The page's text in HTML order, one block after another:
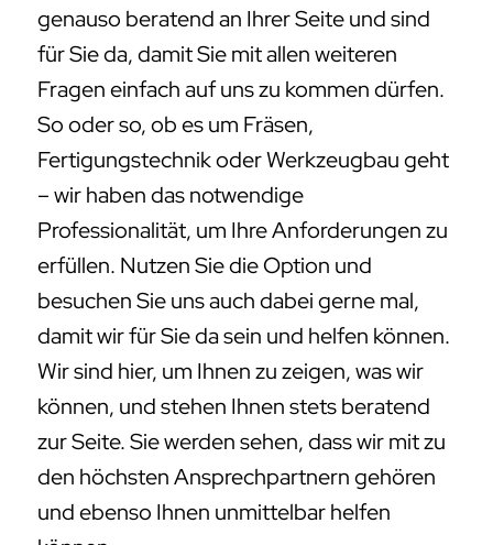
genauso beratend an Ihrer Seite und sind
für Sie da, damit Sie mit allen weiteren
Fragen einfach auf uns zu kommen dürfen.
So oder so, ob es um Fräsen,
Fertigungstechnik oder Werkzeugbau geht
– wir haben das notwendige
Professionalität, um Ihre Anforderungen zu
erfüllen. Nutzen Sie die Option und
besuchen Sie uns auch dabei gerne mal,
damit wir für Sie da sein und helfen können.
Wir sind hier, um Ihnen zu zeigen, was wir
können, und stehen Ihnen stets beratend
zur Seite. Sie werden sehen, dass wir mit zu
den höchsten Ansprechpartnern gehören
und ebenso Ihnen unmittelbar helfen